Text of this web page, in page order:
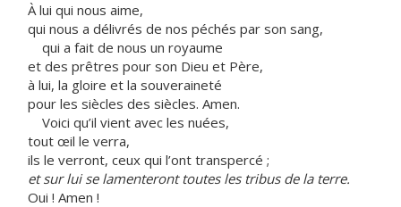
À lui qui nous aime,
qui nous a délivrés de nos péchés par son sang,
qui a fait de nous un royaume
et des prêtres pour son Dieu et Père,
à lui, la gloire et la souveraineté
pour les siècles des siècles. Amen.
Voici qu’il vient avec les nuées,
tout œil le verra,
ils le verront, ceux qui l’ont transpercé ;
et sur lui se lamenteront toutes les tribus de la terre.
Oui ! Amen !